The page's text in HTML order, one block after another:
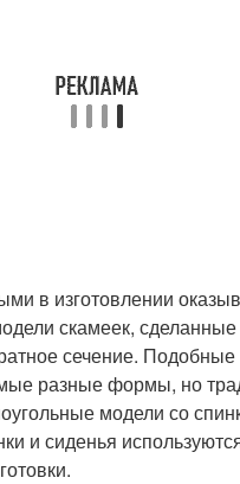
в изготовлении
скамеек,
сечение. Подобные
разные формы, но
модели со
и сиденья